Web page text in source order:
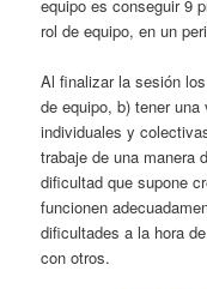
equipo es conseguir 9
rol de equipo, en un
Al finalizar la sesión
de equipo, b) tener
individuales y
trabaje de una manera
dificultad que supone
funcionen
dificultades a la hora
con otros.